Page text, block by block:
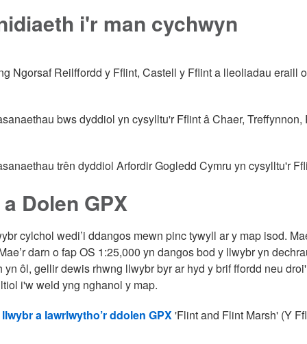
i'r man cychwyn
Ngorsaf Reilffordd y Fflint, Castell y Fflint a lleoliadau eraill
bws dyddiol yn cysylltu'r Fflint â Chaer, Treffynnon,
trên dyddiol Arfordir Gogledd Cymru yn cysylltu'r
Dolen GPX
cylchol wedi’i ddangos mewn pinc tywyll ar y map isod.
darn o fap OS 1:25,000 yn dangos bod y llwybr yn
yn ôl, gellir dewis rhwng llwybr byr ar hyd y brif ffordd neu
i'w weld yng nghanol y map.
a lawrlwytho’r ddolen GPX'Flint and Flint Marsh' (Y